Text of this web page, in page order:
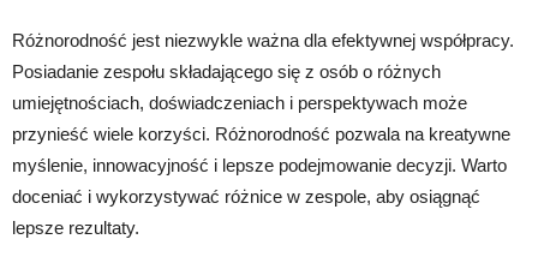
Różnorodność jest niezwykle ważna dla efektywnej współpracy.
Posiadanie zespołu składającego się z osób o różnych
umiejętnościach, doświadczeniach i perspektywach może
przynieść wiele korzyści. Różnorodność pozwala na kreatywne
myślenie, innowacyjność i lepsze podejmowanie decyzji. Warto
doceniać i wykorzystywać różnice w zespole, aby osiągnąć
lepsze rezultaty.